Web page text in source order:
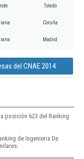
Toledo
Coruña
Madrid
del CNAE 2014
posición 623 del Ranking
de Ingenieria De